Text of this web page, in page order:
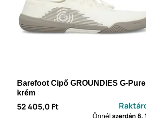
Barefoot Cipő GROUNDIES G-Pure
krém
52 405,0 Ft
Önnélszerdán8.